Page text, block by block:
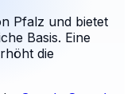
Pfalz und bietet
Basis. Eine
die